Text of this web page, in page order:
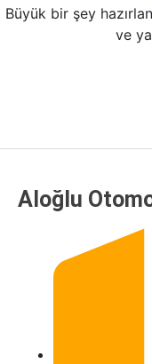
Büyük bir şey
ve
Aloğlu